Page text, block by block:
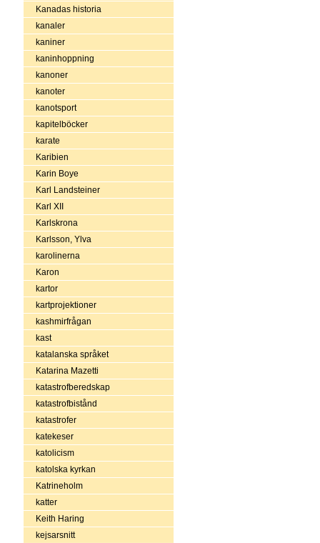
Kanadas historia
kanaler
kaniner
kaninhoppning
kanoner
kanoter
kanotsport
kapitelböcker
karate
Karibien
Karin Boye
Karl Landsteiner
Karl XII
Karlskrona
Karlsson, Ylva
karolinerna
Karon
kartor
kartprojektioner
kashmirfrågan
kast
katalanska språket
Katarina Mazetti
katastrofberedskap
katastrofbistånd
katastrofer
katekeser
katolicism
katolska kyrkan
Katrineholm
katter
Keith Haring
kejsarsnitt